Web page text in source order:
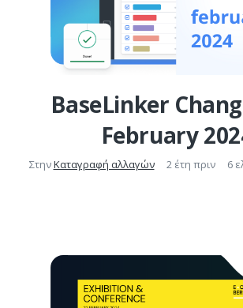
BaseLinker
February
ΣτηνΚαταγραφή αλλαγών 2 έτη πριν 6